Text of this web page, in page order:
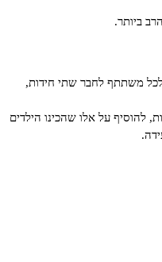
שתי חידות,
אלו שהכינו הילדים